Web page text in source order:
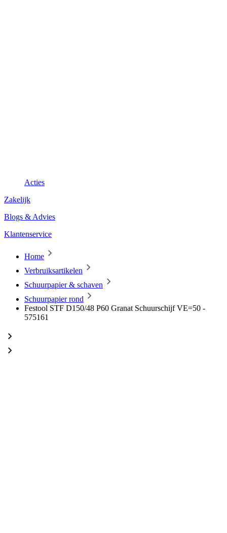
Acties
Zakelijk
Blogs & Advies
Klantenservice
Home
Verbruiksartikelen
Schuurpapier & schaven
Schuurpapier rond
Festool STF D150/48 P60 Granat Schuurschijf VE=50 -
575161